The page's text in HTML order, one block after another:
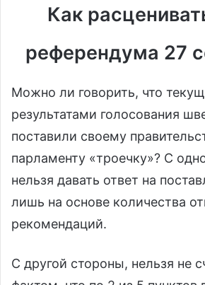
Как
референдума 27
Можно ли говорить, что
результатами голосования
поставили своему
парламенту «троечку»? С
нельзя давать ответ на
лишь на основе количества
рекомендаций.
С другой стороны, нельзя не